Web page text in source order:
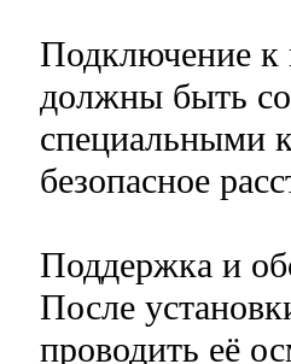
Подключение к
должны быть
специальными
безопасное
Поддержка и
После
проводить её